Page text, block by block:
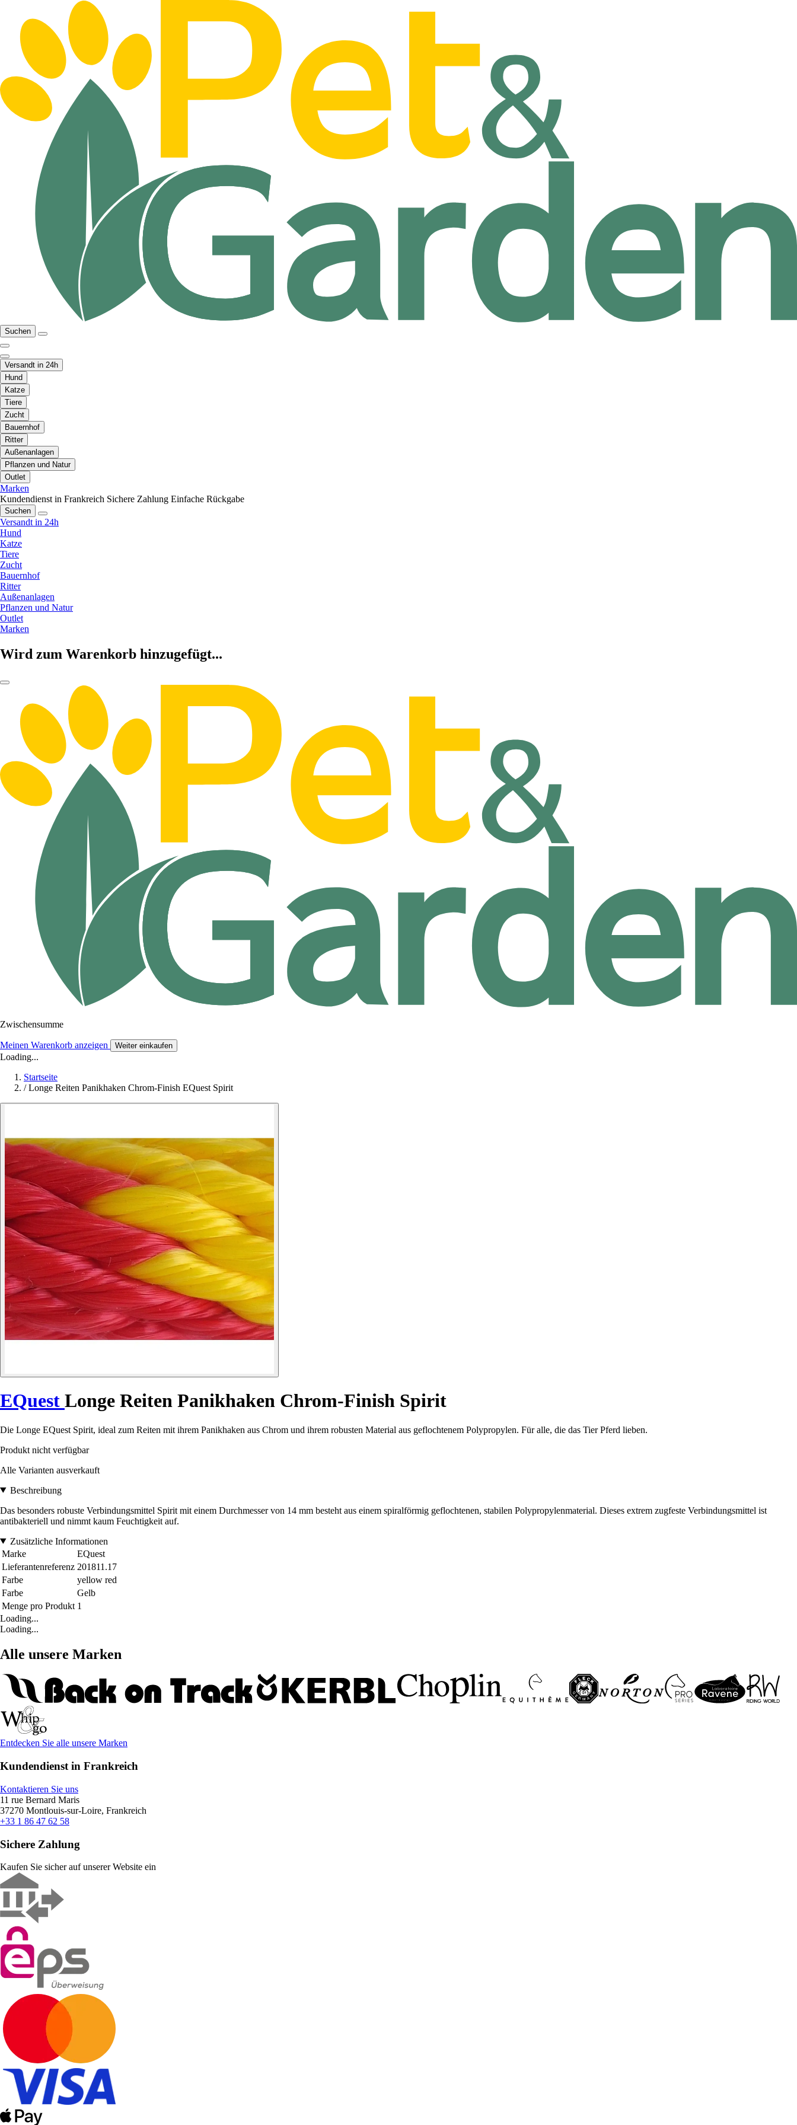
Suchen
Versandt in 24h
Hund
Katze
Tiere
Zucht
Bauernhof
Ritter
Außenanlagen
Pflanzen und Natur
Outlet
Marken
Kundendienst in Frankreich Sichere Zahlung Einfache Rückgabe
Suchen
Versandt in 24h
Hund
Katze
Tiere
Zucht
Bauernhof
Ritter
Außenanlagen
Pflanzen und Natur
Outlet
Marken
Wird zum Warenkorb hinzugefügt...
Zwischensumme
Meinen Warenkorb anzeigen Weiter einkaufen
Loading...
Startseite
/ Longe Reiten Panikhaken Chrom-Finish EQuest Spirit
EQuest Longe Reiten Panikhaken Chrom-Finish Spirit
Die Longe EQuest Spirit, ideal zum Reiten mit ihrem Panikhaken aus Chrom und ihrem robusten Material aus geflochtenem Polypropylen. Für alle, die das Tier Pferd lieben.
Produkt nicht verfügbar
Alle Varianten ausverkauft
Beschreibung
Das besonders robuste Verbindungsmittel Spirit mit einem Durchmesser von 14 mm besteht aus einem spiralförmig geflochtenen, stabilen Polypropylenmaterial. Dieses extrem zugfeste Verbindungsmittel ist
antibakteriell und nimmt kaum Feuchtigkeit auf.
Zusätzliche Informationen
Marke
EQuest
Lieferantenreferenz 201811.17
Farbe
yellow red
Farbe
Gelb
Menge pro Produkt 1
Loading...
Loading...
Alle unsere Marken
Entdecken Sie alle unsere Marken
Kundendienst in Frankreich
Kontaktieren Sie uns
11 rue Bernard Maris
37270 Montlouis-sur-Loire, Frankreich
+33 1 86 47 62 58
Sichere Zahlung
Kaufen Sie sicher auf unserer Website ein